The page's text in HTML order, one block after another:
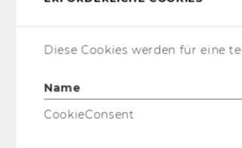
TEILEN
Diese Cookies werden für eine
Name
CookieConsent